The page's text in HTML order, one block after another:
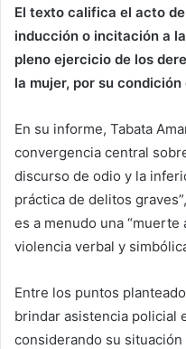
El texto califica el acto
inducción o incitación a
pleno ejercicio de los
la mujer, por su condición
En su informe, Tabata
convergencia central
discurso de odio y la
práctica de delitos
es a menudo una “muerte
violencia verbal y
Entre los puntos
brindar asistencia policial
considerando su